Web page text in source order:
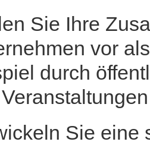
Sie Ihre
vor
durch
Sie eine